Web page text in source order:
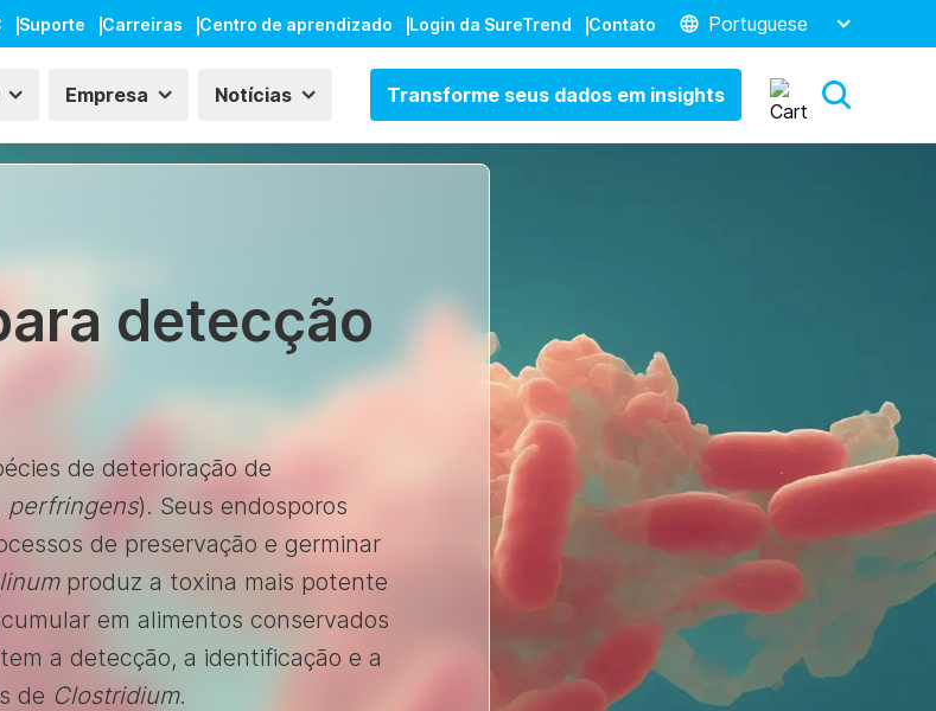
Suporte Carreiras Centro de aprendizado Login da SureTrend Contato Portuguese
Empresa Notícias Transforme seus dados em insights
detecção
de deterioração de
perfringens). Seus endosporos
de preservação e germinar
produz a toxina mais potente
em alimentos conservados
a detecção, a identificação e a
de Clostridium.